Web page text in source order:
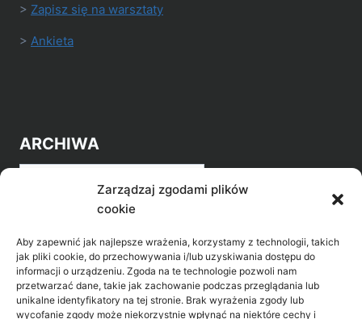
Zarządzaj zgodami plików
cookie
Aby zapewnić jak najlepsze wrażenia, korzystamy z technologii, takich
jak pliki cookie, do przechowywania i/lub uzyskiwania dostępu do
informacji o urządzeniu. Zgoda na te technologie pozwoli nam
przetwarzać dane, takie jak zachowanie podczas przeglądania lub
unikalne identyfikatory na tej stronie. Brak wyrażenia zgody lub
wycofanie zgody może niekorzystnie wpłynąć na niektóre cechy i
> Zapisz się na warsztaty
> Ankieta
ARCHIWA
Archiwa
POZNAJ LEPIEJ NASZ REGION